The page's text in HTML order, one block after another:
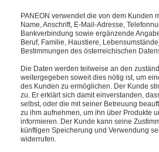
PANEON verwendet die von dem Kunden
Name, Anschrift, E-Mail-Adresse,
Bankverbindung sowie ergänzende
Beruf, Familie, Haustiere,
Bestimmungen des österreichischen
Die Daten werden teilweise an den
weitergegeben soweit dies nötig ist, um
des Kunden zu ermöglichen. Der Kunde
zu. Er erklärt sich damit einverstanden,
selbst, oder die mit seiner Betreuung
zu ihm aufnehmen, um ihn über Produkte
informieren. Der Kunde kann seine
künftigen Speicherung und Verwendung
widerrufen.